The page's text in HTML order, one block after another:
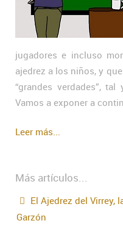
jugadores e incluso
ajedrez a los niños, y
“grandes verdades”,
Vamos a exponer a
Leer más...
Más artículos...
El Ajedrez del Virrey,
Garzón